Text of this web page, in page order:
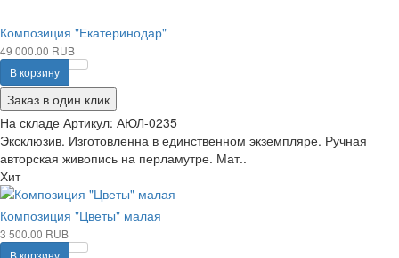
Композиция "Екатеринодар"
49 000.00 RUB
В корзину
Заказ в один клик
На складе Артикул: АЮЛ-0235
Эксклюзив. Изготовленна в единственном экземпляре. Ручная
авторская живопись на перламутре. Мат..
Хит
Композиция "Цветы" малая
3 500.00 RUB
В корзину